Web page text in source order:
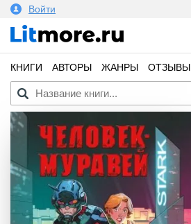
Войти
КНИГИ АВТОРЫ ЖАНРЫ ОТЗЫВЫ